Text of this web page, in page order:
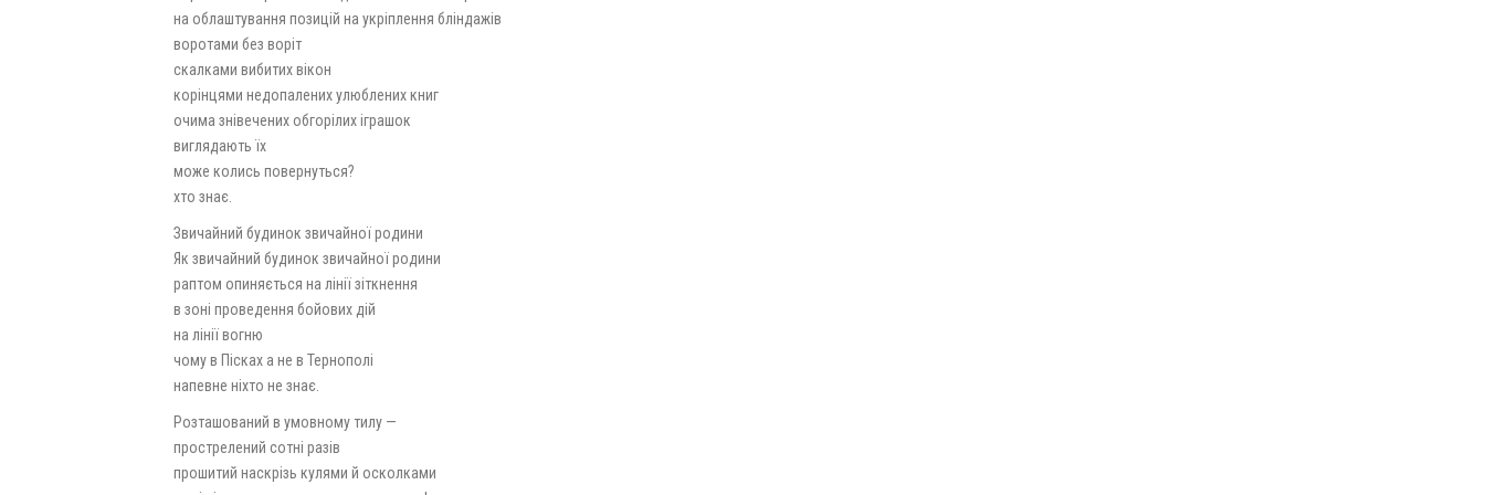
на облаштування позицій на укріплення бліндажів
воротами без воріт
скалками вибитих вікон
корінцями недопалених улюблених книг
очима знівечених обгорілих іграшок
виглядають їх
може колись повернуться?
хто знає.
Звичайний будинок звичайної родини
Як звичайний будинок звичайної родини
раптом опиняється на лінії зіткнення
в зоні проведення бойових дій
на лінії вогню
чому в Пісках а не в Тернополі
напевне ніхто не знає.
Розташований в умовному тилу —
прострелений сотні разів
прошитий наскрізь кулями й осколками